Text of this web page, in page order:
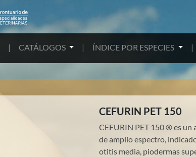
| CATÁLOGOS | ÍNDICE POR ESPECIES |
CEFURIN PET 150
CEFURIN PET 150 ® es
de amplio espectro,
otitis media, piodermas